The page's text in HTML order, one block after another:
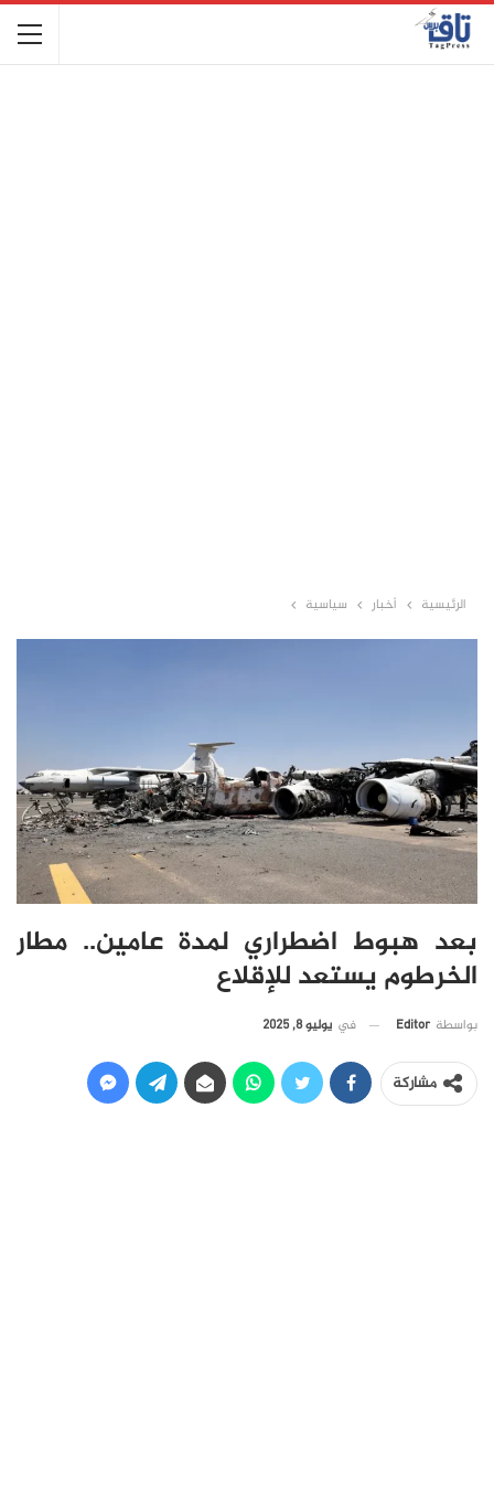
الرئيسية أخبار سياسية
بعد هبوط اضطراري لمدة عامين.. مطار
الخرطوم يستعد للإقلاع
بواسطة Editor في يوليو 8, 2025
مشاركة